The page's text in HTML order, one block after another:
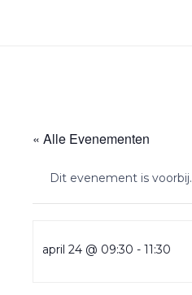
« Alle Evenementen
Dit evenement is voorbij.
april 24 @ 09:30 -11:30